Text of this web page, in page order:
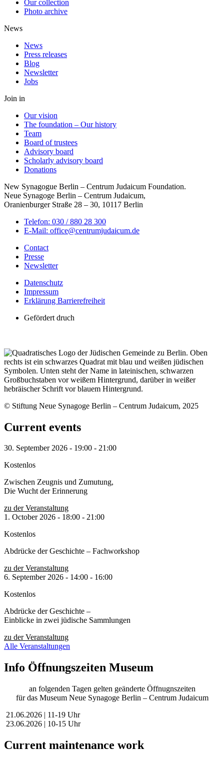
Our collection
Photo archive
News
News
Press releases
Blog
Newsletter
Jobs
Join in
Our vision
The foundation – Our history
Team
Board of trustees
Advisory board
Scholarly advisory board
Donations
New Synagogue Berlin – Centrum Judaicum Foundation.
Neue Synagoge Berlin – Centrum Judaicum,
Oranienburger Straße 28 – 30, 10117 Berlin
Telefon: 030 / 880 28 300
E-Mail: office@centrumjudaicum.de
Contact
Presse
Newsletter
Datenschutz
Impressum
Erklärung Barrierefreiheit
Gefördert druch
© Stiftung Neue Synagoge Berlin – Centrum Judaicum, 2025
Current events
30. September 2026 - 19:00 - 21:00
Kostenlos
Zwischen Zeugnis und Zumutung,
Die Wucht der Erinnerung
zu der Veranstaltung
1. October 2026 - 18:00 - 21:00
Kostenlos
Abdrücke der Geschichte – Fachworkshop
zu der Veranstaltung
6. September 2026 - 14:00 - 16:00
Kostenlos
Abdrücke der Geschichte –
Einblicke in zwei jüdische Sammlungen
zu der Veranstaltung
Alle Veranstaltungen
Info Öffnungszeiten Museum
an folgenden Tagen gelten geänderte Öffnugnszeiten
für das Museum Neue Synagoge Berlin – Centrum Judaicum
21.06.2026 | 11-19 Uhr
23.06.2026 | 10-15 Uhr
Current maintenance work